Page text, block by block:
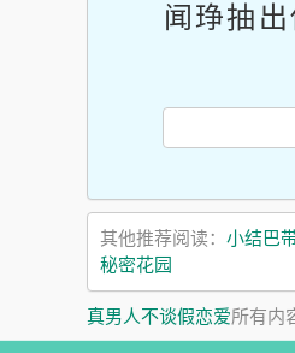
闻琤抽出
其他推荐阅读： 小结巴
秘密花园
真男人不谈假恋爱所有内